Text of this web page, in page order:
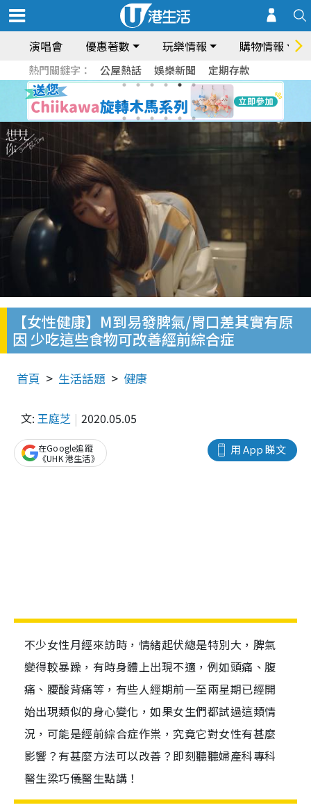
演唱會 優惠著數 玩樂情報 購物情報
熱門關鍵字： 公屋熱話 娛樂新聞 定期存款
【女性健康】M到易發脾氣/胃口差其實有原
因 少吃這些食物可改善經前綜合症
首頁 生活話題 健康
文: 王庭芝 2020.05.05
用 App 睇文
在Google追蹤
《UHK 港生活》
不少女性月經來訪時，情緒起伏總是特別大，脾氣
變得較暴躁，有時身體上出現不適，例如頭痛、腹
痛、腰酸背痛等，有些人經期前一至兩星期已經開
始出現類似的身心變化，如果女生們都試過這類情
況，可能是經前綜合症作祟，究竟它對女性有甚麼
影響？有甚麼方法可以改善？即刻聽聽婦產科專科
醫生梁巧儀醫生點講！